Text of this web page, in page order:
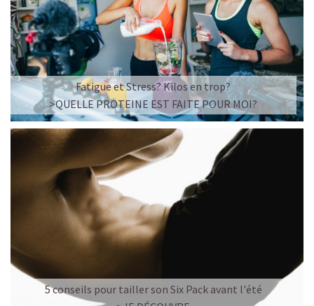
Fatigue et Stress? Kilos en trop?
>QUELLE PROTEINE EST FAITE POUR MOI?
5 conseils pour tailler son Six Pack avant l'été